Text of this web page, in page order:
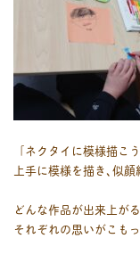
「ネクタイに模様描こう
上手に模様を描き､似
どんな作品が出来上が
それぞれの思いがこも